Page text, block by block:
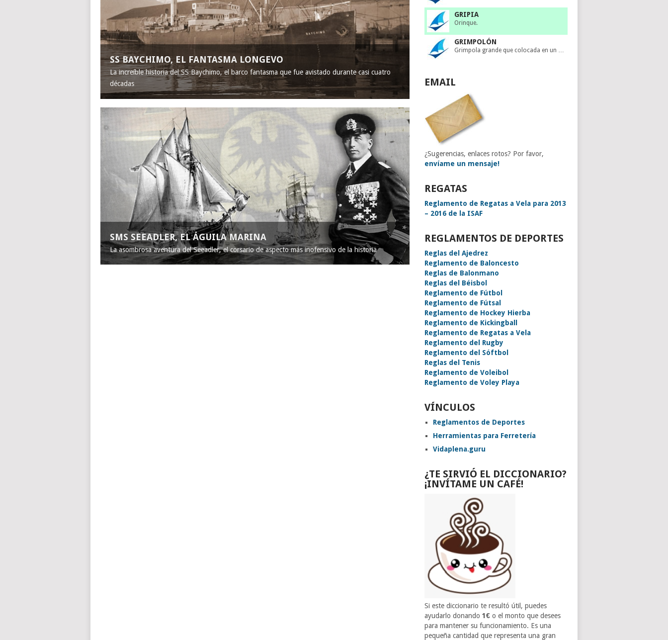
SS BAYCHIMO, EL FANTASMA LONGEVO
La increíble historia del SS Baychimo, el barco fantasma que fue avistado durante casi cuatro
décadas
SMS SEEADLER, EL ÁGUILA MARINA
La asombrosa aventura del Seeadler, el corsario de aspecto más inofensivo de la historia
GRIPIA
Orinque.
GRIMPOLÓN
Grimpola grande que colocada en un …
EMAIL
¿Sugerencias, enlaces rotos? Por favor,
envíame un mensaje!
REGATAS
Reglamento de Regatas a Vela para 2013
– 2016 de la ISAF
REGLAMENTOS DE DEPORTES
Reglas del Ajedrez
Reglamento de Baloncesto
Reglas de Balonmano
Reglas del Béisbol
Reglamento de Fútbol
Reglamento de Fútsal
Reglamento de Hockey Hierba
Reglamento de Kickingball
Reglamento de Regatas a Vela
Reglamento del Rugby
Reglamento del Sóftbol
Reglas del Tenis
Reglamento de Voleibol
Reglamento de Voley Playa
VÍNCULOS
Reglamentos de Deportes
Herramientas para Ferretería
Vidaplena.guru
¿TE SIRVIÓ EL DICCIONARIO?
¡INVÍTAME UN CAFÉ!
Si este diccionario te resultó útil, puedes
ayudarlo donando1€ o el monto que desees
para mantener su funcionamiento. Es una
pequeña cantidad que representa una gran